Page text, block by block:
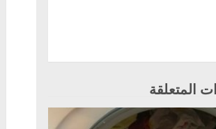
المتعلقة